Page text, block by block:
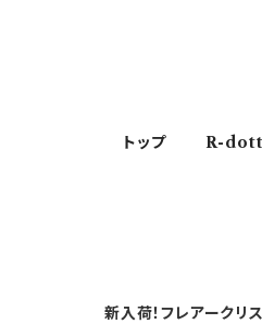
トップ R-
新入荷！フレアークリ